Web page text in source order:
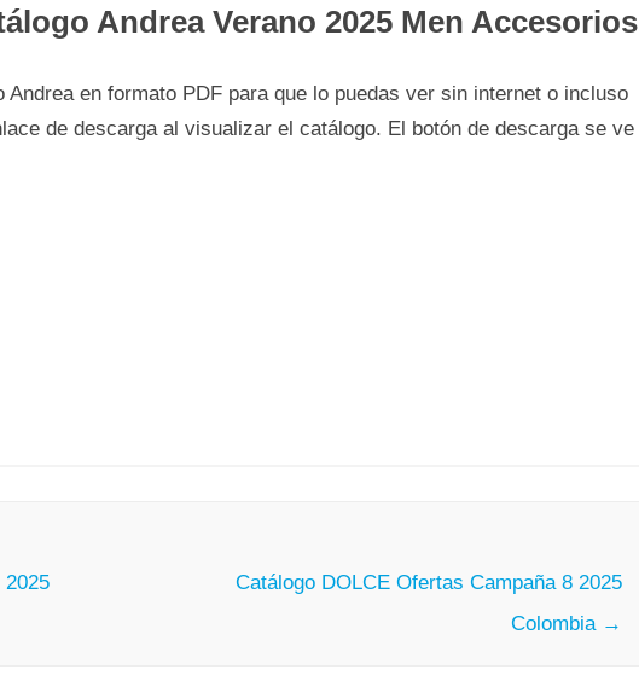
Andrea Verano 2025 Men Accesorios
Andrea en formato PDF para que lo puedas ver sin internet o incluso
de descarga al visualizar el catálogo. El botón de descarga se ve
2025
Catálogo DOLCE Ofertas Campaña 8 2025
Colombia →